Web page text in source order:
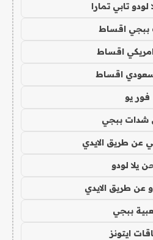
تابي تمارا
اقساط
امريكي اقساط
سعودي اقساط
فور يو
ببجي
عن طريق الايدي
يلا لودو
عن طريق الايدي
ببجي
ايتونز